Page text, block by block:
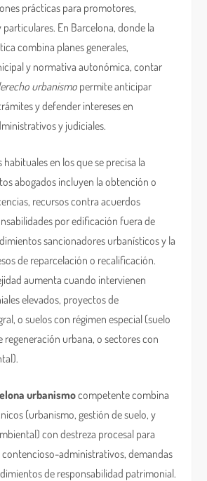
prácticas para promotores,
En Barcelona, donde la
combina planes generales,
y normativa autonómica, contar
urbanismopermite anticipar
y defender intereses en
y judiciales.
habituales en los que se precisa la
abogados incluyen la obtención o
recursos contra acuerdos
por edificación fuera de
sancionadores urbanísticos y la
de reparcelación o recalificación.
aumenta cuando intervienen
elevados, proyectos de
o suelos con régimen especial (suelo
regeneración urbana, o sectores con
urbanismocompetente combina
(urbanismo, gestión de suelo, y
con destreza procesal para
administrativos, demandas
de responsabilidad patrimonial.